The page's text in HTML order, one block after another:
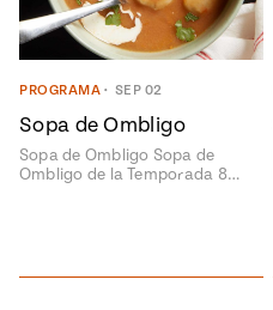
Sopas
Kitchens
Nuevo
PROGRAMA • SEP 02
Sopa de Ombligo
Sopa de Ombligo Sopa de
Ombligo de la Temporada 8…